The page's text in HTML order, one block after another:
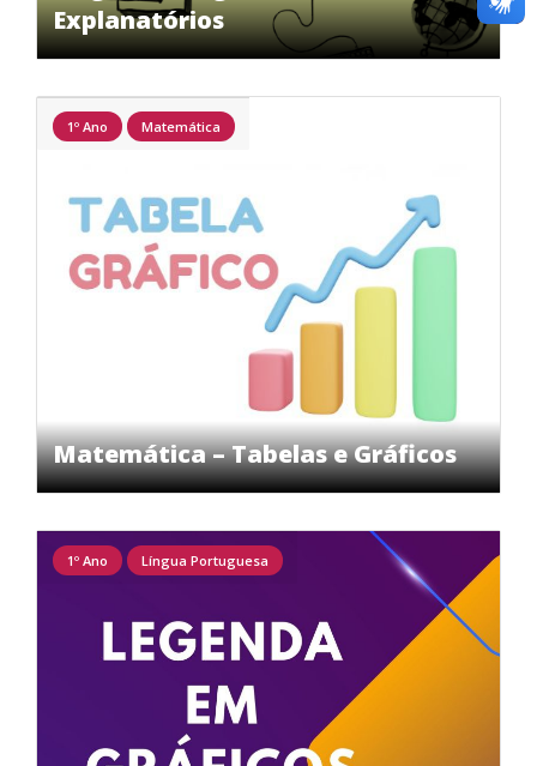
Explanatórios
Matemática – Tabelas e Gráficos
1º Ano Matemática
1º Ano Língua Portuguesa